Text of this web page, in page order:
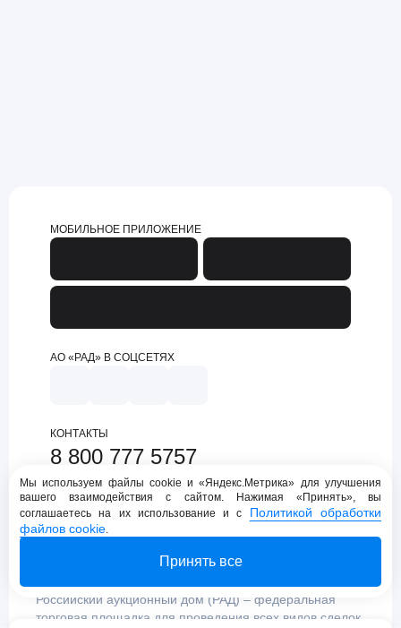
МОБИЛЬНОЕ ПРИЛОЖЕНИЕ
АО «РАД» В СОЦСЕТЯХ
КОНТАКТЫ
8 800 777 5757
support@lot-online.ru
Техническая поддержка
Российский аукционный дом (РАД) – федеральная
торговая площадка для проведения всех видов сделок
Мы используем файлы cookie и «Яндекс.Метрика» для улучшения
вашего взаимодействия с сайтом. Нажимая «Принять», вы
соглашаетесь на их использование и с Политикой обработки
файлов cookie.
Принять все